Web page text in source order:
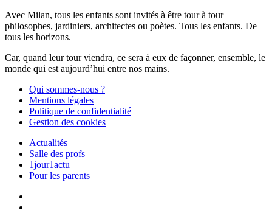
Avec Milan, tous les enfants sont invités à être tour à tour
philosophes, jardiniers, architectes ou poètes. Tous les enfants. De
tous les horizons.
Car, quand leur tour viendra, ce sera à eux de façonner, ensemble, le
monde qui est aujourd’hui entre nos mains.
Qui sommes-nous ?
Mentions légales
Politique de confidentialité
Gestion des cookies
Actualités
Salle des profs
1jour1actu
Pour les parents